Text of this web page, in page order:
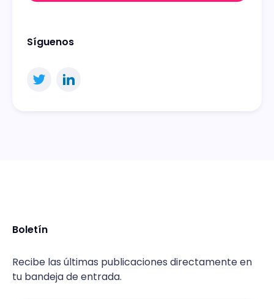
Síguenos
Boletín
Recibe las últimas publicaciones directamente en
tu bandeja de entrada.